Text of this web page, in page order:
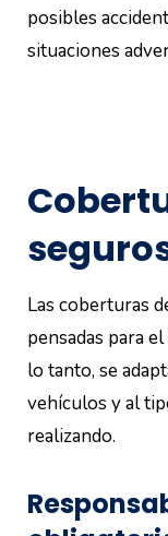
posibles
situaciones
Las coberturas
pensadas para
lo tanto, se
vehículos y al
realizando.